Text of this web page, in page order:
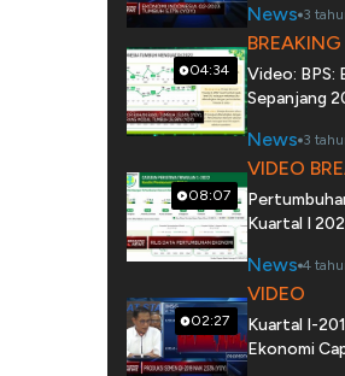
News 3
04:34
Video: BPS:
Sepanjang
News 3
08:07
VIDEO
Kuartal I
News 4
02:27
VIDEO
Kuartal I-
Ekonomi